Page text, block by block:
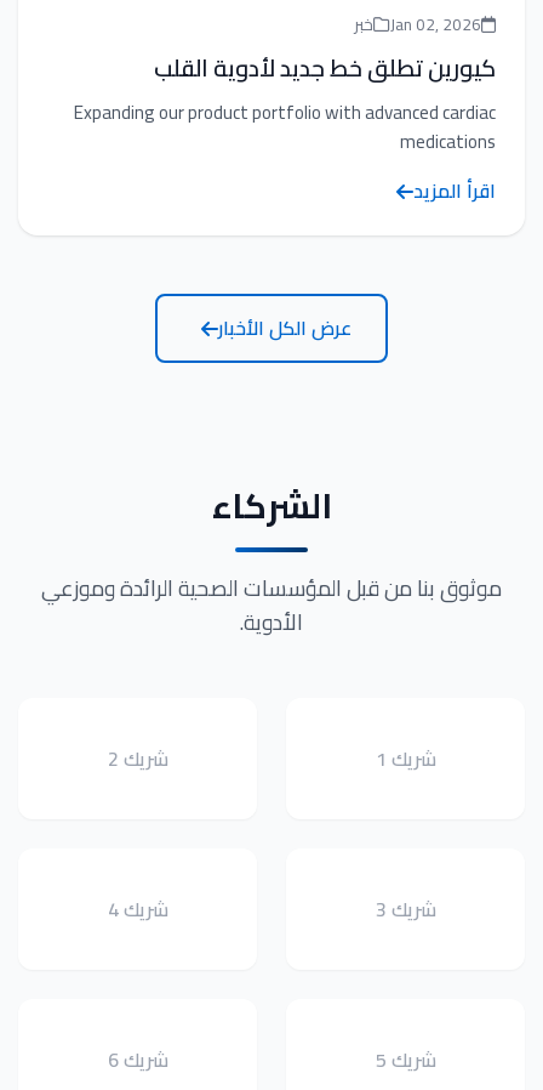
Jan 02, 2026 خبر
كيورين تطلق خط جديد لأدوية القلب
Expanding our product portfolio with advanced cardiac
medications
اقرأ المزيد
عرض الكل الأخبار
الشركاء
موثوق بنا من قبل المؤسسات الصحية الرائدة وموزعي
الأدوية.
شريك 1 شريك 2
شريك 3 شريك 4
شريك 5 شريك 6